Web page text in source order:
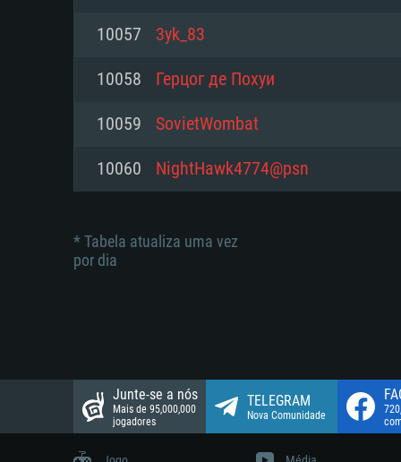
Network: Internet de banda larga.
Disco: 23,1 GB
mínima suportada: 720p com
Network: Internet de banda larga.
Disco: 21,5 GB
Vulkan (não mais de 6 meses);
suportada: 720p.
Network: Internet de banda larga.
Disco: 21,5 GB
10057 3yk_83
10058 Герцог де Похуи
10059 SovietWombat
10060 NightHawk4774@psn
* Tabela atualiza uma vez
por dia
Junte-se a nós
Mais de 95,000,000
jogadores
TELEGRAM
Nova Comunidade